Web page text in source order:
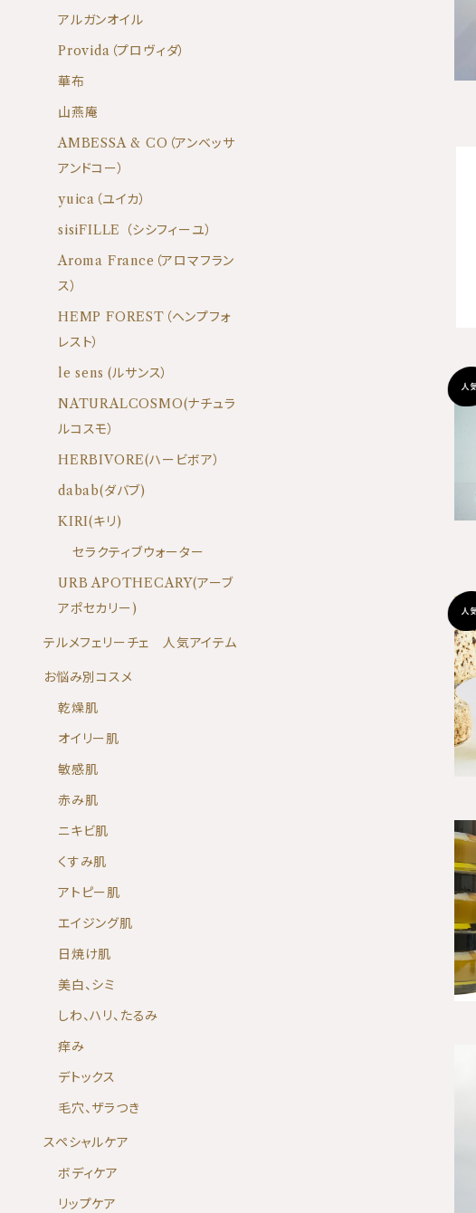
アルガンオイル
Provida（プロヴィダ）
華布
山燕庵
AMBESSA & CO（アンベッサ
アンドコー）
yuica（ユイカ）
sisiFILLE （シシフィーユ）
Aroma France（アロマフラン
ス）
HEMP FOREST（ヘンプフォ
レスト）
le sens (ルサンス）
NATURALCOSMO(ナチュラ
ルコスモ）
HERBIVORE(ハービボア）
dabab(ダバブ)
KIRI(キリ)
セラクティブウォーター
URB APOTHECARY(アーブ
アポセカリー)
テルメフェリーチェ 人気アイテム
お悩み別コスメ
乾燥肌
オイリー肌
敏感肌
赤み肌
ニキビ肌
くすみ肌
アトピー肌
エイジング肌
日焼け肌
美白、シミ
しわ、ハリ、たるみ
痒み
デトックス
毛穴、ザラつき
スペシャルケア
ボディケア
リップケア